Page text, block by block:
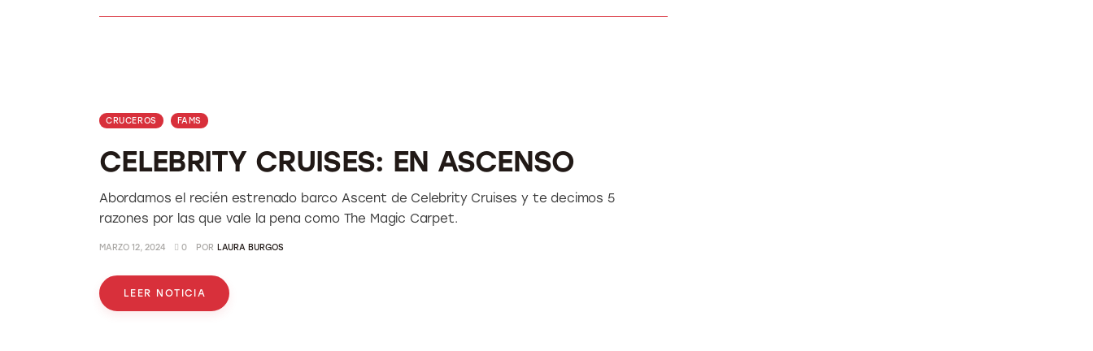
CRUCEROS FAMS
CELEBRITY CRUISES: EN ASCENSO
Abordamos el recién estrenado barco Ascent de Celebrity Cruises y te decimos 5
razones por las que vale la pena como The Magic Carpet.
MARZO 12, 2024 0 POR LAURA BURGOS
LEER NOTICIA